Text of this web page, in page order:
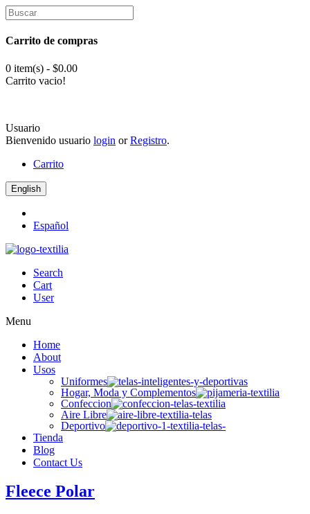
Carrito de compras
0 item(s) - $0.00
Carrito vacio!
Usuario
Bienvenido usuario login orRegistro.
Carrito
English
Español
Search
Cart
User
Menu
Home
About
Usos
Uniformes
Hogar, Moda y Complementos
Confeccion
Aire Libre
Deportivo
Tienda
Blog
Contact Us
Fleece Polar